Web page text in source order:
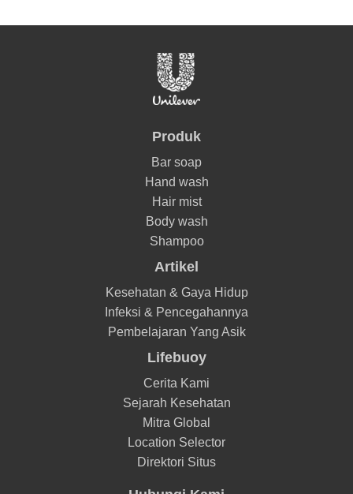
Produk
Bar soap
Hand wash
Hair mist
Body wash
Shampoo
Artikel
Kesehatan & Gaya Hidup
Infeksi & Pencegahannya
Pembelajaran Yang Asik
Lifebuoy
Cerita Kami
Sejarah Kesehatan
Mitra Global
Location Selector
Direktori Situs